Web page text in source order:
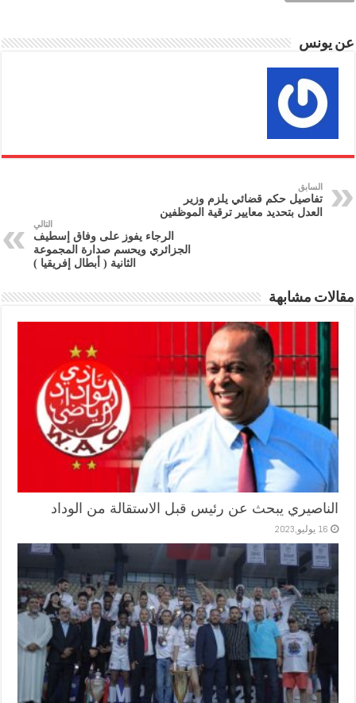
عن يونس
السابق
تفاصيل حكم قضائي يلزم وزير
العدل بتحديد معايير ترقية الموظفين
التالي
الرجاء يفوز على وفاق إسطيف
الجزائري ويحسم صدارة المجموعة
الثانية ( أبطال إفريقيا )
مقالات مشابهة
الناصيري يبحث عن رئيس قبل الاستقالة من الوداد
16 يوليو,2023